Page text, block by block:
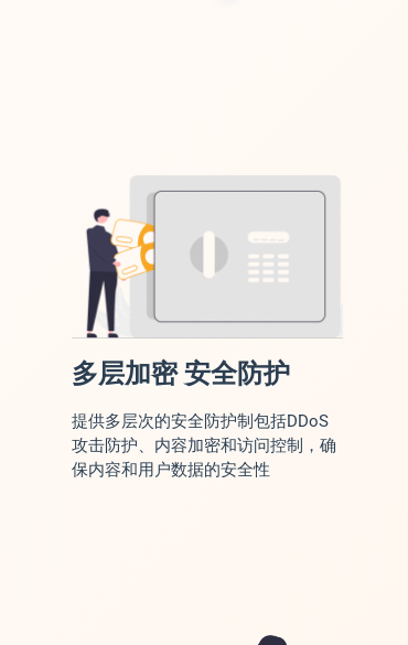
多层加密 安全防护
提供多层次的安全防护制包括DDoS
攻击防护、内容加密和访问控制，确
保内容和用户数据的安全性